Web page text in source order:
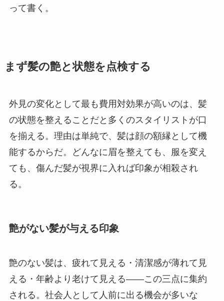
って書く。
まず髪の艶と状態を点検する
外見の変化として最も費用対効果が高いのは、髪
の状態を整えることだと多くのスタイリストが口
を揃える。理由は単純で、髪は顔の額縁として機
能するからだ。どんなに眉を整えても、服を変え
ても、傷んだ髪が視界に入れば印象が相殺され
る。
艶がない髪が与える印象
艶のない髪は、疲れて見える・清潔感が薄れて見
える・年齢より老けて見える——この三点に集約
される。社会人として人前に出る機会が多いな